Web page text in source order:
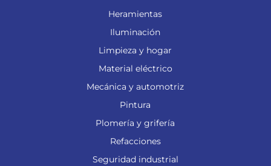
Heramientas
Iluminación
Limpieza y hogar
Material eléctrico
Mecánica y automotriz
Pintura
Plomería y grifería
Refacciones
Seguridad industrial